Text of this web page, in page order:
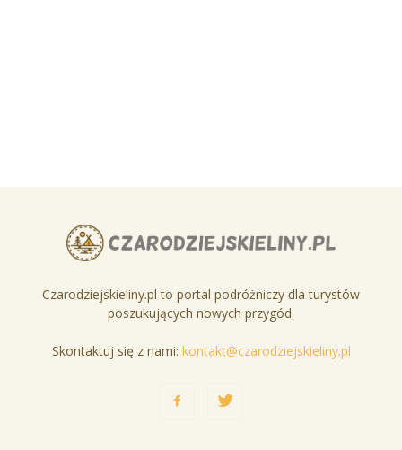
Czarodziejskieliny.pl to portal podróżniczy dla turystów
poszukujących nowych przygód.
Skontaktuj się z nami: kontakt@czarodziejskieliny.pl